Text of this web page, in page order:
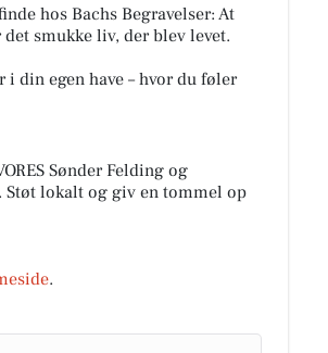
hos Bachs Begravelser: At
smukke liv, der blev levet.
i din egen have – hvor du føler
Sønder Felding og
. Støt lokalt og giv en tommel op
.